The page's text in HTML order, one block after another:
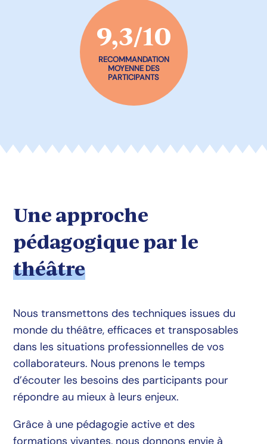
9,3/10
RECOMMANDATION
MOYENNE DES
PARTICIPANTS
Une approche
pédagogique par le
théâtre
Nous transmettons des techniques issues du
monde du théâtre, efficaces et transposables
dans les situations professionnelles de vos
collaborateurs. Nous prenons le temps
d’écouter les besoins des participants pour
répondre au mieux à leurs enjeux.
Grâce à une pédagogie active et des
formations vivantes, nous donnons envie à